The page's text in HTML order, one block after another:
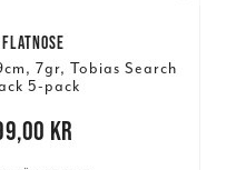
FLATNOSE
7gr, Tobias Search
5-pack
kr